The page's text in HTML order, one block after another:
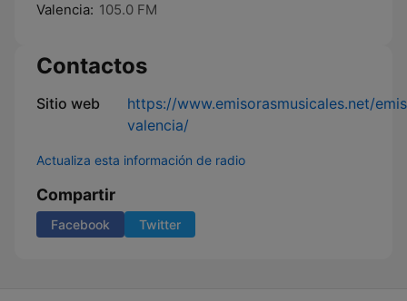
Valencia: 105.0 FM
Contactos
Sitio web
https://www.emisorasmusicales.net/
valencia/
Actualiza esta información de radio
Compartir
Facebook Twitter